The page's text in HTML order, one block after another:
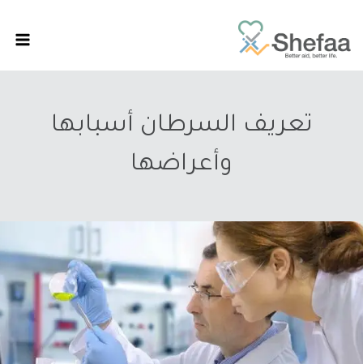
تعريف السرطان أسبابها
وأعراضها